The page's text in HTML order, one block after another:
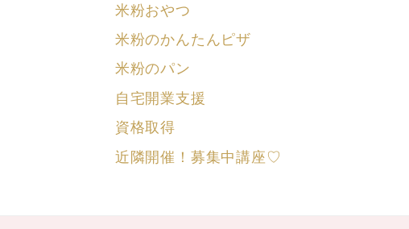
米粉おやつ
米粉のかんたんピザ
米粉のパン
自宅開業支援
資格取得
近隣開催！募集中講座♡